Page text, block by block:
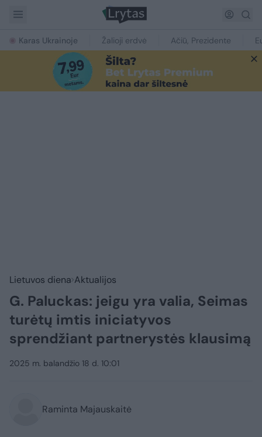
Karas Ukrainoje Žalioji erdvė Ačiū, Prezidente
Lietuvos diena Aktualijos
G. Paluckas: jeigu yra valia, Seimas
turėtų imtis iniciatyvos
sprendžiant partnerystės klausimą
2025 m. balandžio 18 d. 10:01
Raminta Majauskaitė